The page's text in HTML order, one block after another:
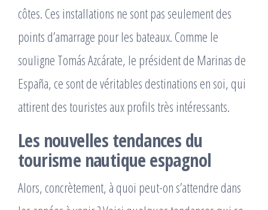
côtes. Ces installations ne sont pas seulement des
points d’amarrage pour les bateaux. Comme le
souligne Tomás Azcárate, le président de Marinas de
España, ce sont de véritables destinations en soi, qui
attirent des touristes aux profils très intéressants.
Les nouvelles tendances du
tourisme nautique espagnol
Alors, concrètement, à quoi peut-on s’attendre dans